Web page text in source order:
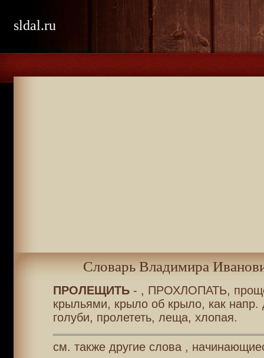
sldal.ru
Словарь Владимира
ПРОЛЕЩИТЬ- , ПРОХЛОПАТЬ,
крыльями, крыло об крыло, как напр.
голуби, пролететь, леща, хлопая.
см. также другие слова ,